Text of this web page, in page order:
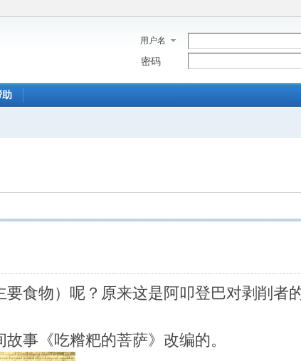
用户名
密码
助
食物）呢？原来这是阿叩登巴对剥削者
事《吃糌粑的菩萨》改编的。